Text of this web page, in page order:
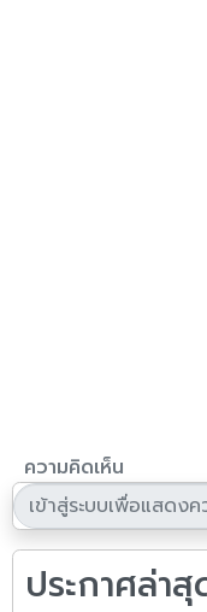
ความคิดเห็น
ประกาศล่า